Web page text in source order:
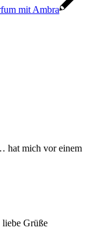
hat mich vor einem
Grüße